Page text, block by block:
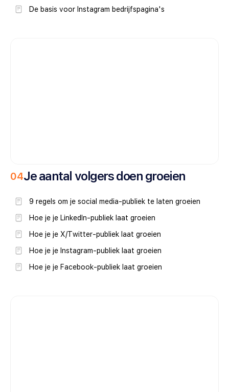
De basis voor Instagram bedrijfspagina's
04Je aantal volgers doen groeien
9 regels om je social media-publiek te laten groeien
Hoe je je LinkedIn-publiek laat groeien
Hoe je je X/Twitter-publiek laat groeien
Hoe je je Instagram-publiek laat groeien
Hoe je je Facebook-publiek laat groeien